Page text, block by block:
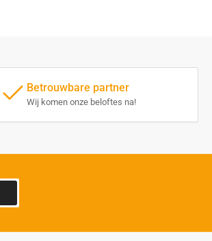
Betrouwbare partner
Wij komen onze beloftes na!